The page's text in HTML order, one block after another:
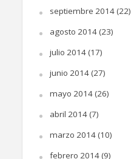
septiembre 2014(22)
agosto 2014(23)
julio 2014(17)
junio 2014(27)
mayo 2014(26)
abril 2014(7)
marzo 2014(10)
febrero 2014(9)